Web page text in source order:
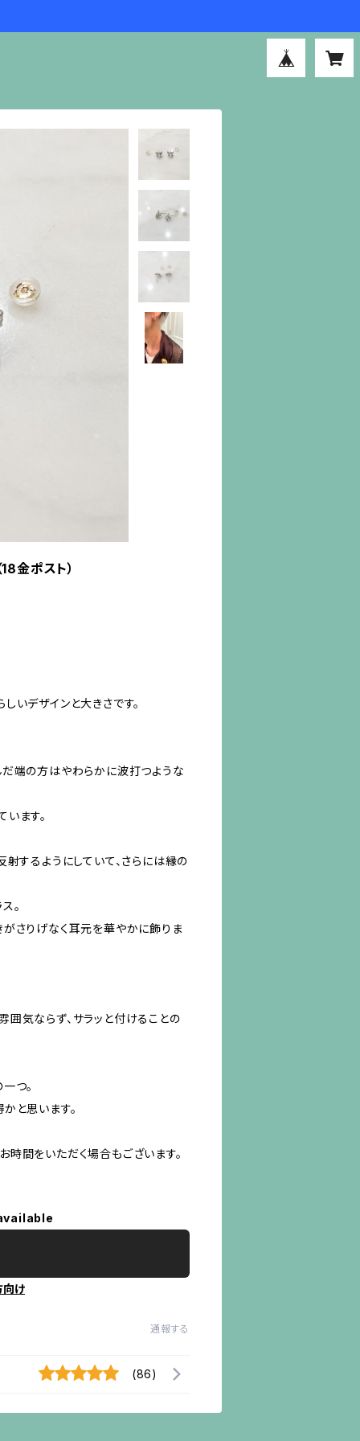
金ポスト）
いデザインと大きさです。
端の方はやわらかに波打つような
ます。
するようにしていて、さらには縁の
。
さりげなく耳元を華やかに飾りま
気ならず、サラッと付けることの
つ。
と思います。
間をいただく場合もございます。
向け
通報する
(86)